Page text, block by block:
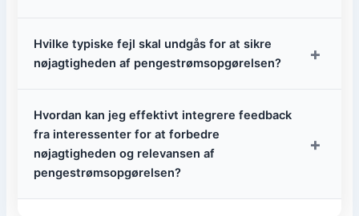
Hvilke typiske fejl skal undgås for at sikre
nøjagtigheden af pengestrømsopgørelsen?
+
Hvordan kan jeg effektivt integrere feedback
fra interessenter for at forbedre
nøjagtigheden og relevansen af
pengestrømsopgørelsen?
+